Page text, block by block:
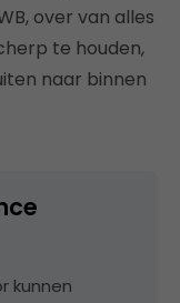
over van alles
te houden,
naar binnen
kunnen